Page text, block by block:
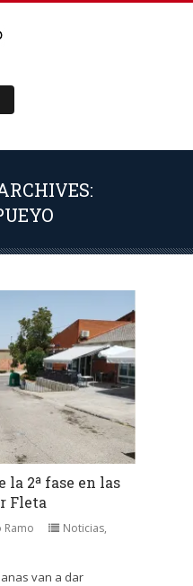
la 2ª fase en las
Fleta
Ramo Noticias,
van a dar